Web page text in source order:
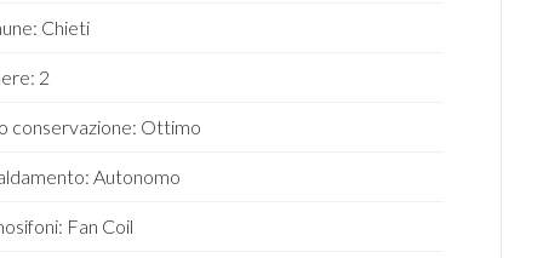
Chieti
2
conservazione: Ottimo
Autonomo
Fan Coil